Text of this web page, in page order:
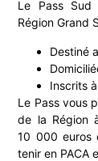
Le Pass Sud
Région Grand
Destiné
Inscrits
Le Pass vous
de la Région
10 000 euros
tenir en PACA